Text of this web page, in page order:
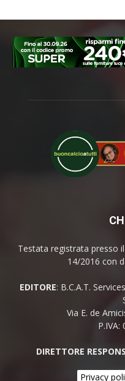
Testata registrata presso
14/2016 con
EDITORE: B.C.A.T.
Via E. de
P.IVA:
DIRETTORE
Privacy